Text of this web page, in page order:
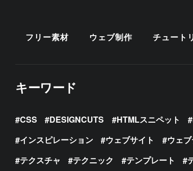
フリー素材 ウェブ制作 チュート
キーワード
CSS DESIGNCUTS HTMLスニペット
インスピレーション
ウェブサイト ウェ
テクスチャ
テクニック テンプレート